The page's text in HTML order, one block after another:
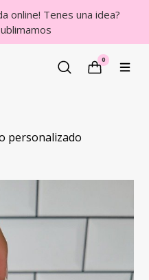
online! Tenes una idea?
0
personalizado